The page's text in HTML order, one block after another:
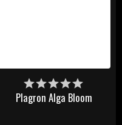
DERNIERS ARTICLES EN
STOCK
Plagron Alga Bloom